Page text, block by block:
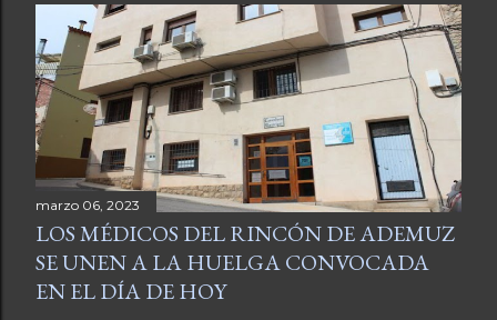
marzo 06, 2023
LOS MÉDICOS DEL RINCÓN DE ADEMUZ
SE UNEN A LA HUELGA CONVOCADA
EN EL DÍA DE HOY